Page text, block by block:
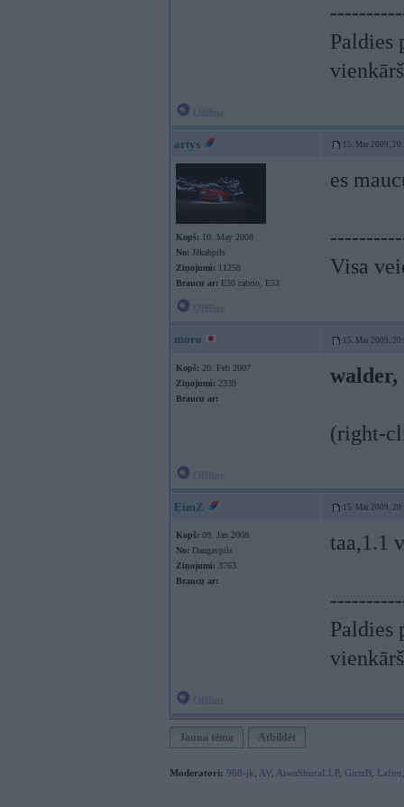
Paldies
artys 15. Mar 2009,
Kopš: 10. May 2008
No: Jēkabpils
Ziņojumi: 11258
Braucu ar: E30 cabrio, E53
es
Visa
moro 15. Mar 2009,
Kopš: 20. Feb 2007
Ziņojumi: 2339
Braucu ar:
walder,
(right-
EimZ 15. Mar 2009,
Kopš: 09. Jan 2008
No: Daugavpils
Ziņojumi: 3763
Braucu ar:
taa,1.1
Paldies
Jauna tēma Atbildēt
Moderatori: 968-jk AV AiwaShuraLLP, GirtzB Lafter